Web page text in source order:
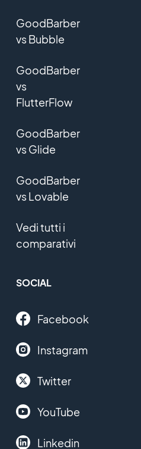
GoodBarber
vs Bubble
GoodBarber
vs
FlutterFlow
GoodBarber
vs Glide
GoodBarber
vs Lovable
Vedi tutti i
comparativi
SOCIAL
Facebook
Instagram
Twitter
YouTube
Linkedin